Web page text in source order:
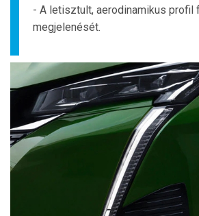
- A letisztult, aerodinamikus
megjelenését.